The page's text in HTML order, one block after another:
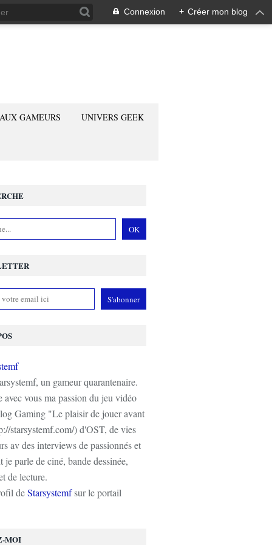
Connexion + Créer mon blog
GAMEURS UNIVERS GEEK
MOI
un gameur quarantenaire.
avec vous ma passion du jeu vidéo
Gaming "Le plaisir de jouer avant
starsystemf.com/) d'OST, de vies
av des interviews de passionnés et
je parle de ciné, bande dessinée,
de lecture.
deStarsystemfsur le portail